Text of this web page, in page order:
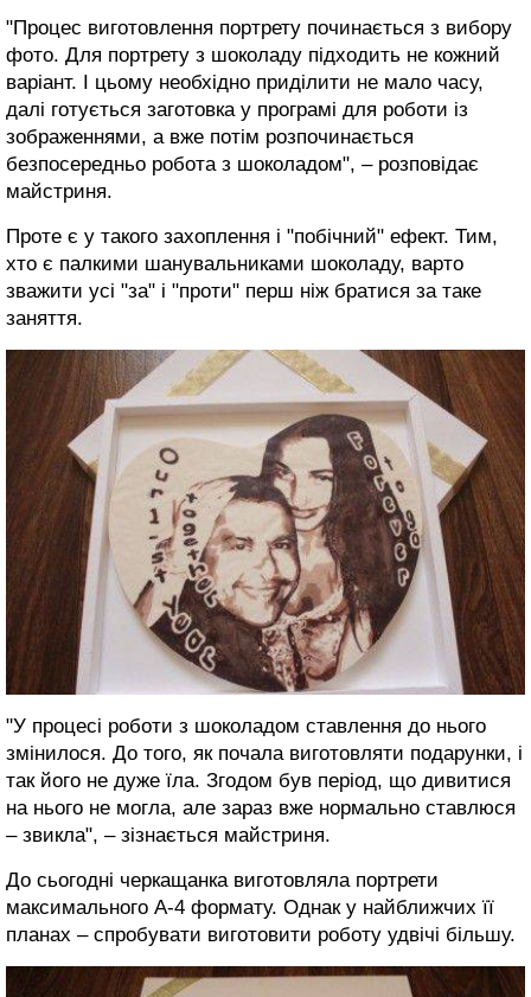
"Процес виготовлення портрету починається з вибору
фото. Для портрету з шоколаду підходить не кожний
варіант. І цьому необхідно приділити не мало часу,
далі готується заготовка у програмі для роботи із
зображеннями, а вже потім розпочинається
безпосередньо робота з шоколадом", – розповідає
майстриня.
Проте є у такого захоплення і "побічний" ефект. Тим,
хто є палкими шанувальниками шоколаду, варто
зважити усі "за" і "проти" перш ніж братися за таке
заняття.
"У процесі роботи з шоколадом ставлення до нього
змінилося. До того, як почала виготовляти подарунки, і
так його не дуже їла. Згодом був період, що дивитися
на нього не могла, але зараз вже нормально ставлюся
– звикла", – зізнається майстриня.
До сьогодні черкащанка виготовляла портрети
максимального А-4 формату. Однак у найближчих її
планах – спробувати виготовити роботу удвічі більшу.